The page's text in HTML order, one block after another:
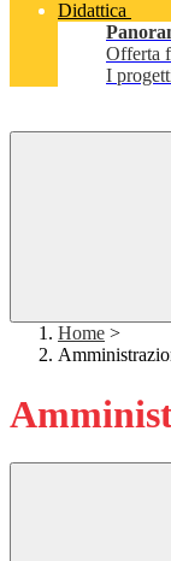
Didattica
Offerta
I
Home >